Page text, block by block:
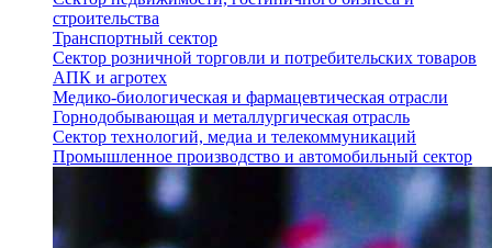
строительства
Транспортный сектор
Сектор розничной торговли и потребительских товаров
АПК и агротех
Медико-биологическая и фармацевтическая отрасли
Горнодобывающая и металлургическая отрасль
Сектор технологий, медиа и телекоммуникаций
Промышленное производство и автомобильный сектор